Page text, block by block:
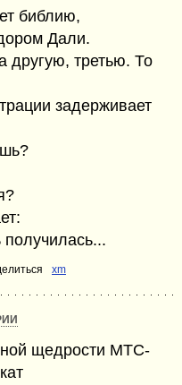
библию,
Дали.
другую, третью. То
задерживает
xm
щедрости МТС-